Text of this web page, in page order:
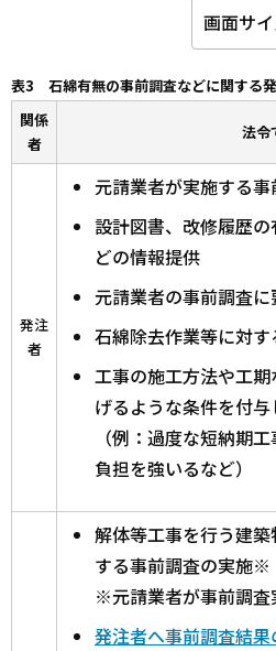
画面サ
表3 石綿有無の事前調査などに関する
関係
者
法令
発注
者
元請業者が実施する
設計図書、改修履歴
どの情報提供
元請業者の事前調査
石綿除去作業等に対
工事の施工方法や工
げるような条件を付与
（例：過度な短納期
負担を強いるなど）
解体等工事を行う建
する事前調査の実施※
※元請業者が事前調査
発注者へ事前調査結